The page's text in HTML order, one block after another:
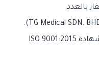
حاصلة على شهادة ISO 9001:2015